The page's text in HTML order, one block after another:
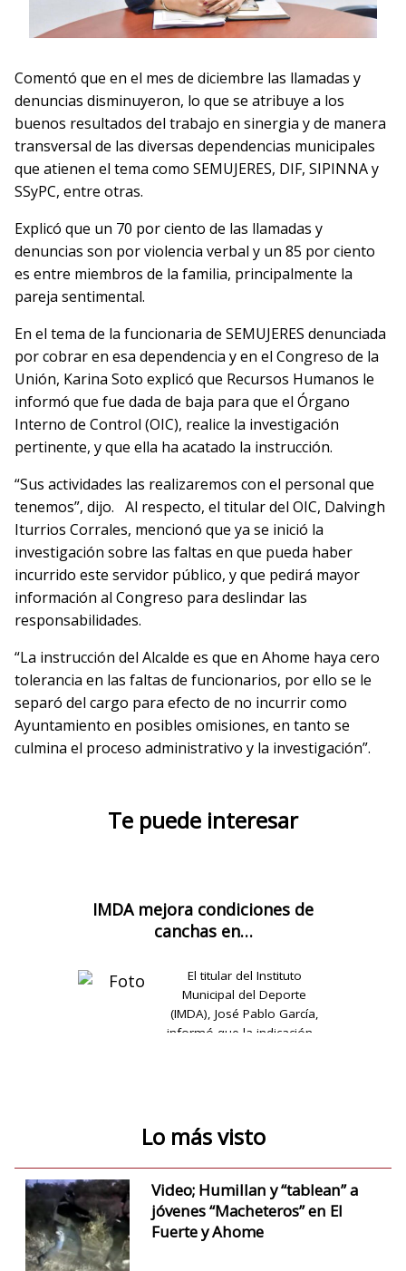
Comentó que en el mes de diciembre las llamadas y
denuncias disminuyeron, lo que se atribuye a los
buenos resultados del trabajo en sinergia y de manera
transversal de las diversas dependencias municipales
que atienen el tema como SEMUJERES, DIF, SIPINNA y
SSyPC, entre otras.
Explicó que un 70 por ciento de las llamadas y
denuncias son por violencia verbal y un 85 por ciento
es entre miembros de la familia, principalmente la
pareja sentimental.
En el tema de la funcionaria de SEMUJERES denunciada
por cobrar en esa dependencia y en el Congreso de la
Unión, Karina Soto explicó que Recursos Humanos le
informó que fue dada de baja para que el Órgano
Interno de Control (OIC), realice la investigación
pertinente, y que ella ha acatado la instrucción.
“Sus actividades las realizaremos con el personal que
tenemos”, dijo. Al respecto, el titular del OIC, Dalvingh
Iturrios Corrales, mencionó que ya se inició la
investigación sobre las faltas en que pueda haber
incurrido este servidor público, y que pedirá mayor
información al Congreso para deslindar las
responsabilidades.
“La instrucción del Alcalde es que en Ahome haya cero
tolerancia en las faltas de funcionarios, por ello se le
separó del cargo para efecto de no incurrir como
Ayuntamiento en posibles omisiones, en tanto se
culmina el proceso administrativo y la investigación”.
Te puede interesar
IMDA mejora condiciones de
canchas en…
El titular del Instituto
Municipal del Deporte
(IMDA), José Pablo García,
informó que la indicación…
Lo más visto
Video; Humillan y “tablean” a
jóvenes “Macheteros” en El
Fuerte y Ahome